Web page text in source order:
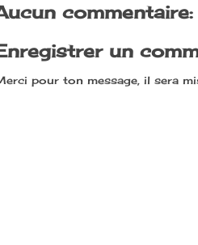
commentaire:
un
pour ton message, il sera